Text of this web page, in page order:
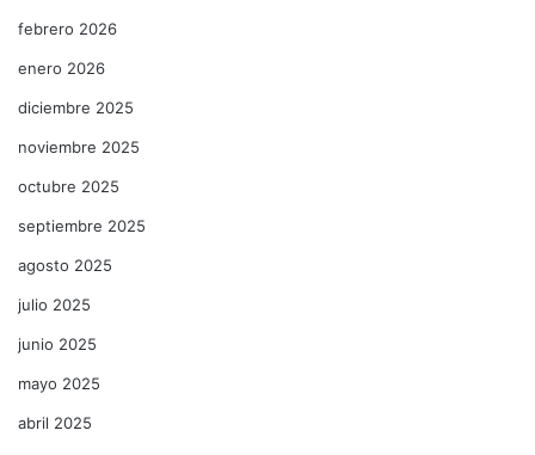
febrero 2026
enero 2026
diciembre 2025
noviembre 2025
octubre 2025
septiembre 2025
agosto 2025
julio 2025
junio 2025
mayo 2025
abril 2025